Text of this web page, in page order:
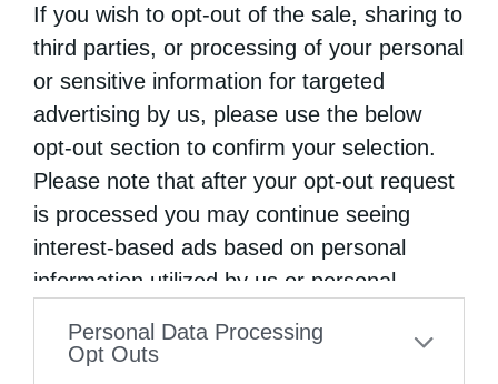
If you wish to opt-out of the sale, sharing to
third parties, or processing of your personal
or sensitive information for targeted
advertising by us, please use the below
opt-out section to confirm your selection.
Please note that after your opt-out request
is processed you may continue seeing
interest-based ads based on personal
information utilized by us or personal
to your opt-out. You may separately opt-out
Personal Data Processing
Opt Outs